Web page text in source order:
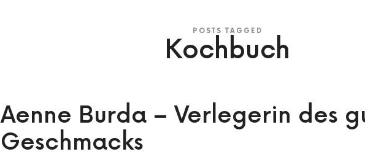
POSTS TAGGED
Kochbuch
Aenne Burda – Verlegerin des
Geschmacks